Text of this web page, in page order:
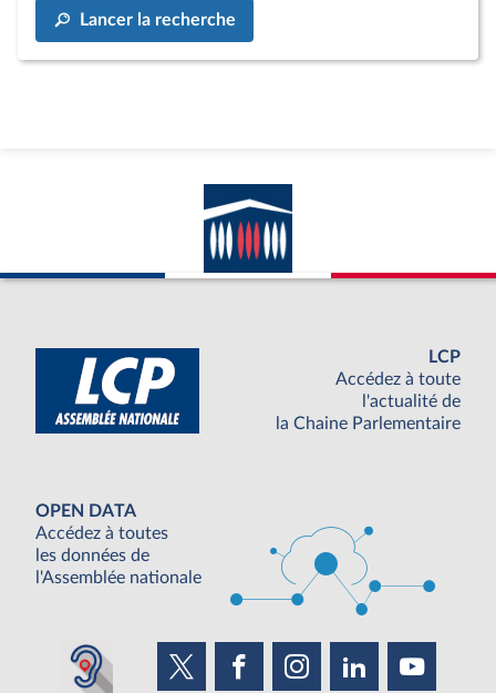
Lancer la recherche
LCP
Accédez à toute
l'actualité de
la Chaine Parlementaire
OPEN DATA
Accédez à toutes
les données de
l'Assemblée nationale